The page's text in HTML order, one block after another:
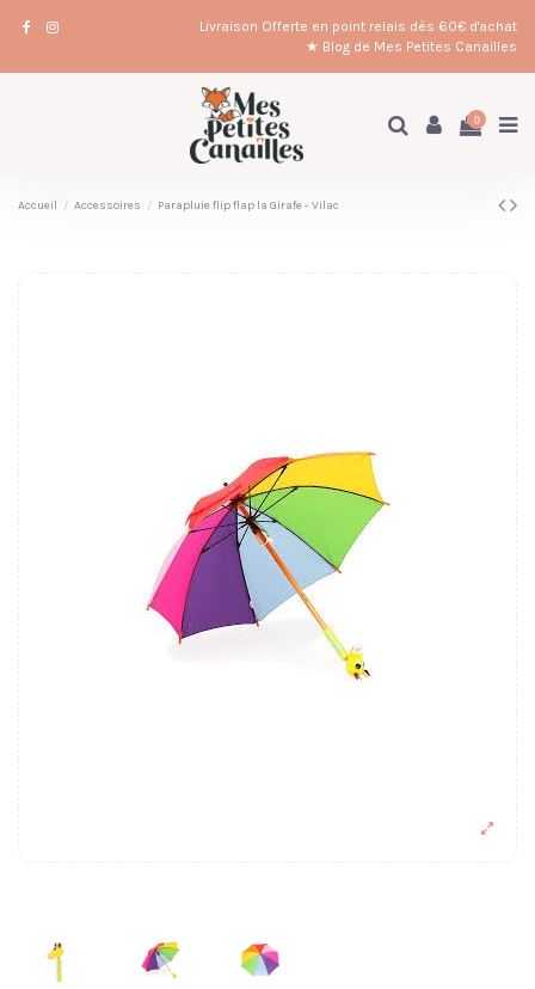
Livraison Offerte en point relais dès 60€ d'achat
★ Blog de Mes Petites Canailles
0
Accueil Accessoires Parapluie flip flap la Girafe - Vilac